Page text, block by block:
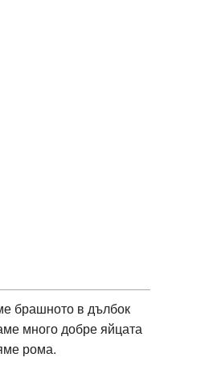
брашното в дълбок
много добре яйцата
рома.